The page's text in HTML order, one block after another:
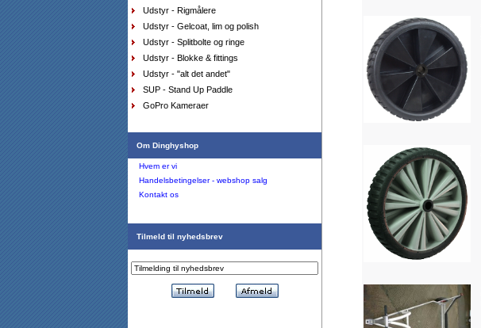
DKK418,80
Shorts Musto Evolution Performance, dame sort,
477,00
Udstyr - Rigmålere
Udstyr - Gelcoat, lim og polish
Udstyr - Splitbolte og ringe
Udstyr - Blokke & fittings
Udstyr - "alt det andet"
SUP - Stand Up Paddle
GoPro Kameraer
Om Dinghyshop
Hvem er vi
Handelsbetingelser - webshop salg
Kontakt os
Tilmeld til nyhedsbrev